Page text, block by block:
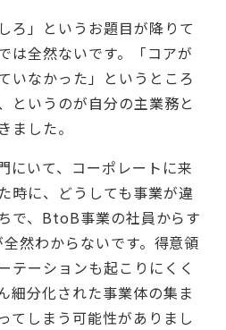
ろ」というお題目が降りて
は全然ないです。「コアが
いなかった」というところ
というのが自分の主業務と
ました。
にいて、コーポレートに来
時に、どうしても事業が違
で、BtoB事業の社員からす
然わからないです。得意領
テーションも起こりにくく
細分化された事業体の集ま
てしまう可能性がありまし